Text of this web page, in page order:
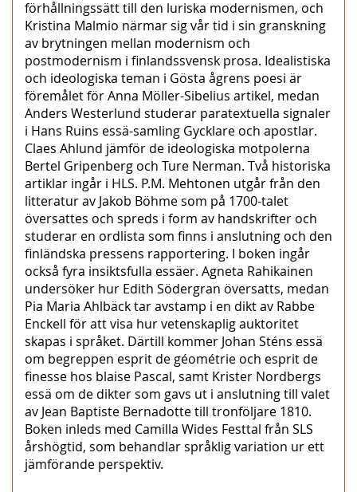
förhållningssätt till den luriska modernismen, och
Kristina Malmio närmar sig vår tid i sin granskning
av brytningen mellan modernism och
postmodernism i finlandssvensk prosa. Idealistiska
och ideologiska teman i Gösta ågrens poesi är
föremålet för Anna Möller-Sibelius artikel, medan
Anders Westerlund studerar paratextuella signaler
i Hans Ruins essä-samling Gycklare och apostlar.
Claes Ahlund jämför de ideologiska motpolerna
Bertel Gripenberg och Ture Nerman. Två historiska
artiklar ingår i HLS. P.M. Mehtonen utgår från den
litteratur av Jakob Böhme som på 1700-talet
översattes och spreds i form av handskrifter och
studerar en ordlista som finns i anslutning och den
finländska pressens rapportering. I boken ingår
också fyra insiktsfulla essäer. Agneta Rahikainen
undersöker hur Edith Södergran översatts, medan
Pia Maria Ahlbäck tar avstamp i en dikt av Rabbe
Enckell för att visa hur vetenskaplig auktoritet
skapas i språket. Därtill kommer Johan Sténs essä
om begreppen esprit de géométrie och esprit de
finesse hos blaise Pascal, samt Krister Nordbergs
essä om de dikter som gavs ut i anslutning till valet
av Jean Baptiste Bernadotte till tronföljare 1810.
Boken inleds med Camilla Wides Festtal från SLS
årshögtid, som behandlar språklig variation ur ett
jämförande perspektiv.